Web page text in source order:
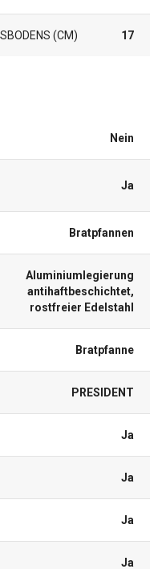
(CM) 17
Nein
Ja
Bratpfannen
Aluminiumlegierung
antihaftbeschichtet,
rostfreier Edelstahl
Bratpfanne
PRESIDENT
Ja
Ja
Ja
Ja